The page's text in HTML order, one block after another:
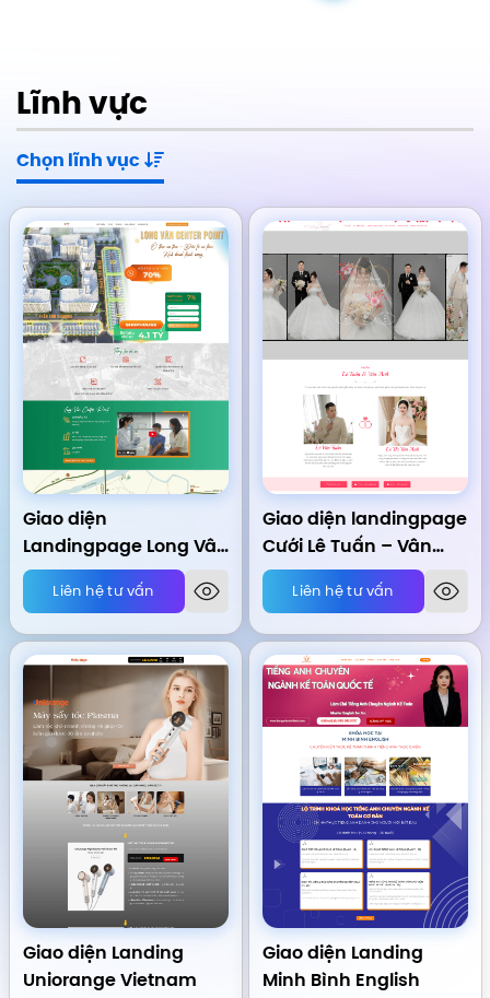
Lĩnh vực
Chọn lĩnh vục
Giao diện
Landingpage Long Vân
Centerpoint
Liên hệ tư vấn
Giao diện landingpage
Cưới Lê Tuấn – Vân
Anh
Liên hệ tư vấn
Giao diện Landing
Uniorange Vietnam
Giao diện Landing
Minh Bình English